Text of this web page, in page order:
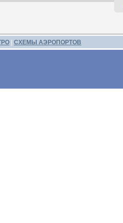
СХЕМЫ АЭРОПОРТОВ